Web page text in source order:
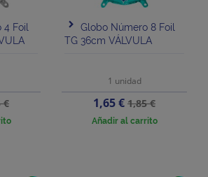
4 Foil
€
Globo Número 8 Foil
TG 36cm VÁLVULA
1 unidad
Precio
1,65 €Precio
base
1,85 €
Añadir al carrito